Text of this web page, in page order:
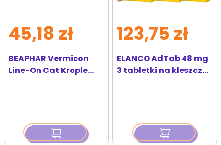
BEAPHAR Vermicon
Line-On Cat Krople
45,18 zł
ELANCO AdTab 48 mg
3 tabletki na kleszcze i
123,75 zł